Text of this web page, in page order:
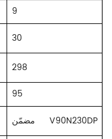
9
30
298
95
V90N230DP